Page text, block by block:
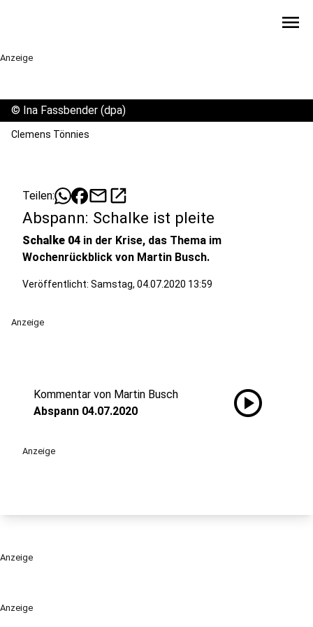
menu
Anzeige
Anzeige
© Ina Fassbender (dpa)
Clemens Tönnies
Teilen: mailopen_in_new
Abspann: Schalke ist pleite
Schalke 04 in der Krise, das Thema im
Wochenrückblick von Martin Busch.
Veröffentlicht: Samstag, 04.07.2020 13:59
Anzeige
Kommentar von Martin Busch
Abspann 04.07.2020
play_circle
Anzeige
Anzeige